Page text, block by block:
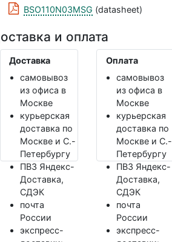
BSO110N03MSG (datasheet)
и оплата
Доставка
самовывоз
из офиса в
Москве
курьерская
доставка по
Москве и С.-
Петербургу
ПВЗ Яндекс-
Доставка,
СДЭК
почта
России
экспресс-
Оплата
самовывоз
из офиса в
Москве
курьерская
доставка по
Москве и С.-
Петербургу
ПВЗ Яндекс-
Доставка,
СДЭК
почта
России
экспресс-